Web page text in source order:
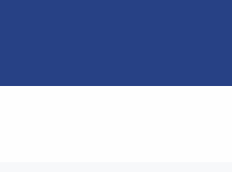
دو تابشی -